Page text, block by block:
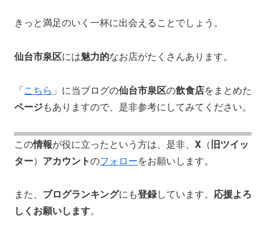
きっと満足のいく一杯に出会えることでしょう。
仙台市泉区には魅力的なお店がたくさんあります。
「こちら 」に当ブログの仙台市泉区の飲食店をまとめた
ページもありますので、是非参考にしてみてください。
この情報が役に立ったという方は、是非、 X （旧ツイッ
ター） アカウントのフォローをお願いします。
また、 ブログランキングにも登録しています。 応援よろ
しくお願いします。